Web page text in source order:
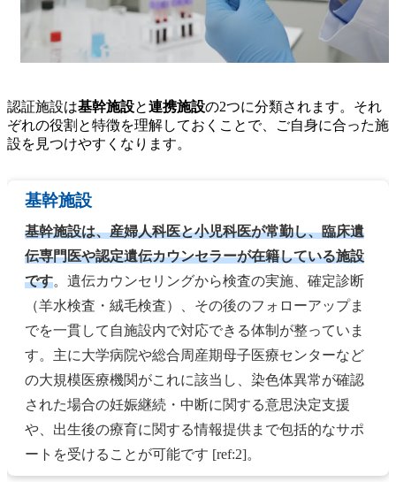
認証施設は基幹施設と連携施設の2つに分類されます。それ
ぞれの役割と特徴を理解しておくことで、ご自身に合った施
設を見つけやすくなります。
基幹施設
基幹施設は、産婦人科医と小児科医が常勤し、臨床遺
伝専門医や認定遺伝カウンセラーが在籍している施設
です。遺伝カウンセリングから検査の実施、確定診断
（羊水検査・絨毛検査）、その後のフォローアップま
でを一貫して自施設内で対応できる体制が整っていま
す。主に大学病院や総合周産期母子医療センターなど
の大規模医療機関がこれに該当し、染色体異常が確認
された場合の妊娠継続・中断に関する意思決定支援
や、出生後の療育に関する情報提供まで包括的なサポ
ートを受けることが可能です [ref:2]。